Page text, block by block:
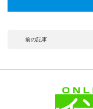
前の記事